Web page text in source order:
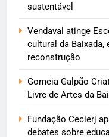
sustentável
Vendaval atinge
cultural da Baixada,
reconstrução
Gomeia Galpão
Livre de Artes da
Fundação Cecierj
debates sobre